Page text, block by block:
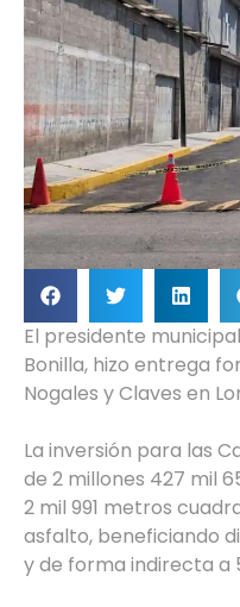
El presidente
Bonilla, hizo entrega
Nogales y Claves en
La inversión para las
de 2 millones 427 mil
2 mil 991 metros
asfalto, beneficiando
y de forma indirecta a